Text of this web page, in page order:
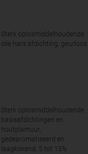
Sterk oplosmiddelhoudende
olie hars afdichting, geurloos
Sterk oplosmiddelhoudende
basisafdichtingen en
houtplamuur,
gedearomatiseerd en
laagkokend, 5 tot 15%